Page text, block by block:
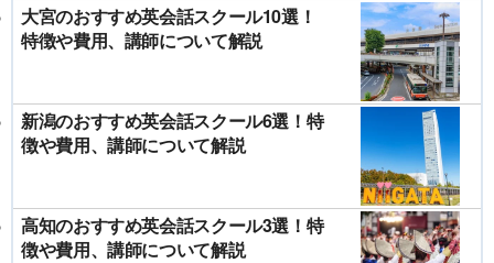
大宮のおすすめ英会話スクール10選！
特徴や費用、講師について解説
新潟のおすすめ英会話スクール6選！特
徴や費用、講師について解説
高知のおすすめ英会話スクール3選！特
徴や費用、講師について解説